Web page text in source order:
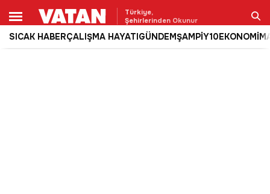
Türkiye,
Şehirlerinden Okunur
SICAK HABERÇALIŞMA HAYATIGÜNDEMŞAMPİY10EKONOMİ
Ara